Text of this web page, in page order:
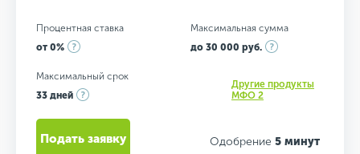
Процентная ставка
от 0%
Максимальная сумма
до 30 000 руб.
Максимальный срок
33 дней
Другие продукты
МФО 2
Одобрение 5 минут
Подать заявку